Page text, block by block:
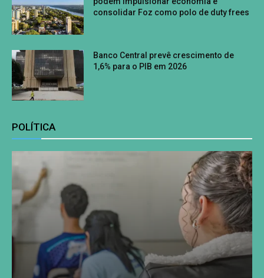
consolidar Foz como polo de duty frees
Banco Central prevê crescimento de
1,6% para o PIB em 2026
POLÍTICA